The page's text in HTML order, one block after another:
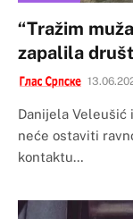
“Tražim
zapalila
Danijela Veleušić
neće ostaviti
kontaktu…